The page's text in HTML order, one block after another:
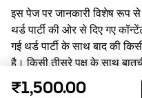
इस पेज पर जानकारी विशेष रूप से
थर्ड पार्टी की ओर से दिए गए
गई थर्ड पार्टी के साथ बाद की
है। किसी तीसरे पक्ष के साथ
समझौता करते हैं, जिसमें Uber
₹1,500.00